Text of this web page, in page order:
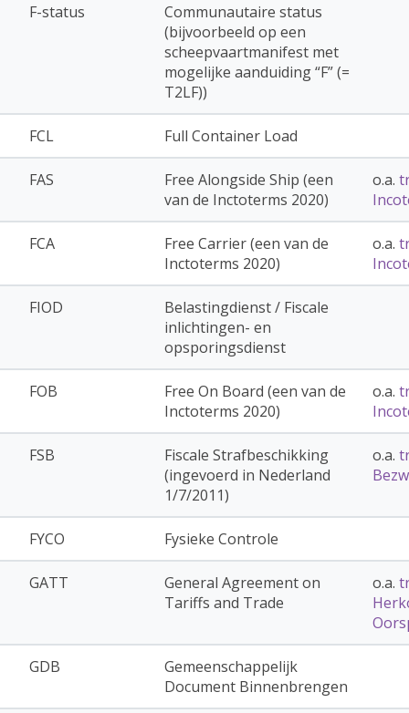
F-status
Communautaire status
(bijvoorbeeld op een
scheepvaartmanifest met
mogelijke aanduiding “F” (=
T2LF))
FCL Full Container Load
FAS
Free Alongside Ship (een
van de Inctoterms 2020)
o.a.
FCA
Free Carrier (een van de
Inctoterms 2020)
o.a.
FIOD
Belastingdienst / Fiscale
inlichtingen- en
opsporingsdienst
FOB
Free On Board (een van de
Inctoterms 2020)
o.a.
FSB
Fiscale Strafbeschikking
(ingevoerd in Nederland
1/7/2011)
o.a.
FYCO Fysieke Controle
GATT
General Agreement on
Tariffs and Trade
o.a.
GDB
Gemeenschappelijk
Document Binnenbrengen